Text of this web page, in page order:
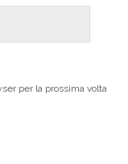
per la prossima volta